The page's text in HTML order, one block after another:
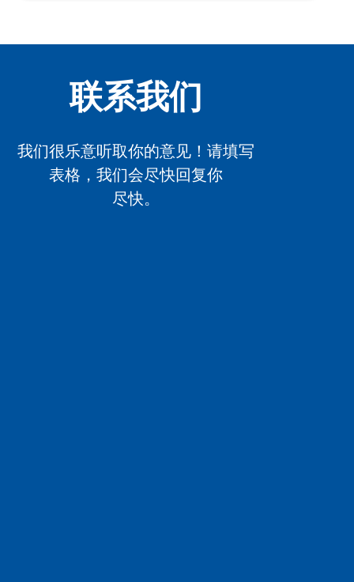
联系我们
我们很乐意听取你的意见！请填写
表格，我们会尽快回复你
尽快。